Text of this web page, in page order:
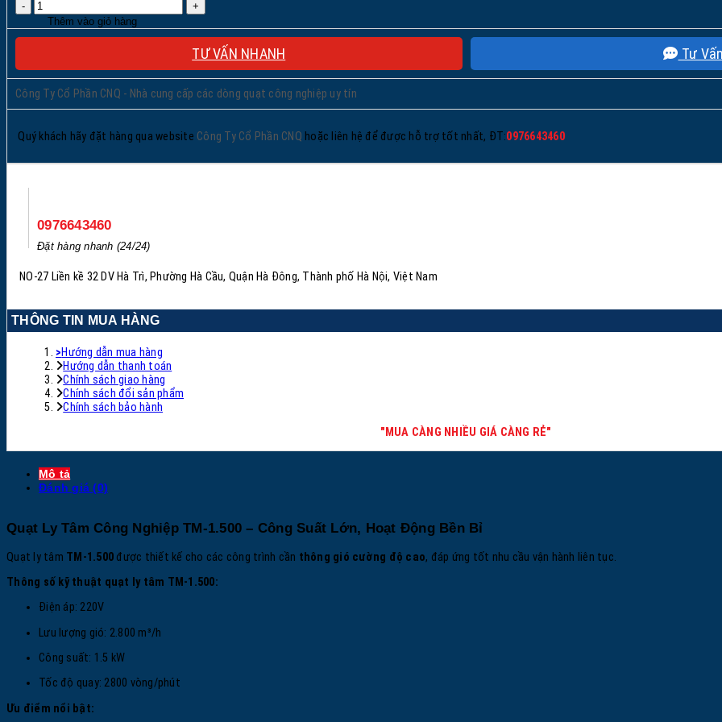
Quạt
ly
tâm
TM-
1500
số
lượng
Thêm vào giỏ hàng
TƯ VẤN NHANH Tư
Công Ty Cổ Phần CNQ - Nhà cung cấp các dòng quạt công nghiệp uy tín
Quý khách hãy đặt hàng qua website Công Ty Cổ Phần CNQ hoặc liên hệ để được hỗ trợ tốt nhất, ĐT:0976643460
0976643460
Đặt hàng nhanh (24/24)
NO-27 Liền kề 32 DV Hà Trì, Phường Hà Cầu, Quận Hà Đông, Thành phố Hà Nội, Việt Nam
THÔNG TIN MUA HÀNG
>Hướng dẫn mua hàng
Hướng dẫn thanh toán
Chính sách giao hàng
Chính sách đổi sản phẩm
Chính sách bảo hành
"MUA CÀNG NHIỀU GIÁ CÀNG RẺ"
Mô tả
Đánh giá (0)
Quạt Ly Tâm Công Nghiệp TM-1.500 – Công Suất Lớn, Hoạt Động Bền Bỉ
Quạt ly tâm TM-1.500 được thiết kế cho các công trình cần thông gió cường độ cao, đáp ứng tốt nhu cầu vận hành liên tục.
Thông số kỹ thuật quạt ly tâm TM-1.500:
Điện áp: 220V
Lưu lượng gió: 2.800 m³/h
Công suất: 1.5 kW
Tốc độ quay: 2800 vòng/phút
Ưu điểm nổi bật: